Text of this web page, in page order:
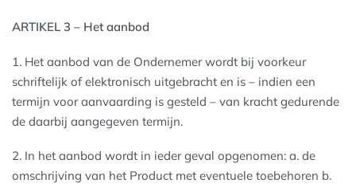
ARTIKEL 3 – Het aanbod
1. Het aanbod van de Ondernemer wordt bij voorkeur
schriftelijk of elektronisch uitgebracht en is – indien een
termijn voor aanvaarding is gesteld – van kracht gedurende
de daarbij aangegeven termijn.
2. In het aanbod wordt in ieder geval opgenomen: a. de
omschrijving van het Product met eventuele toebehoren b.